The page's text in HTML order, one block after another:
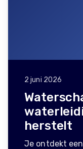
2 juni 2026
herstelt
Je ontdekt